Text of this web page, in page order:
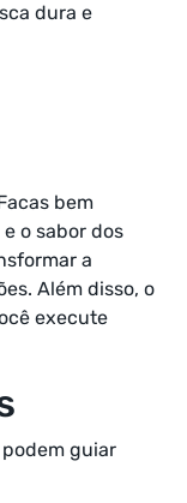
dura e
bem
o sabor dos
a
Além disso, o
execute
guiar